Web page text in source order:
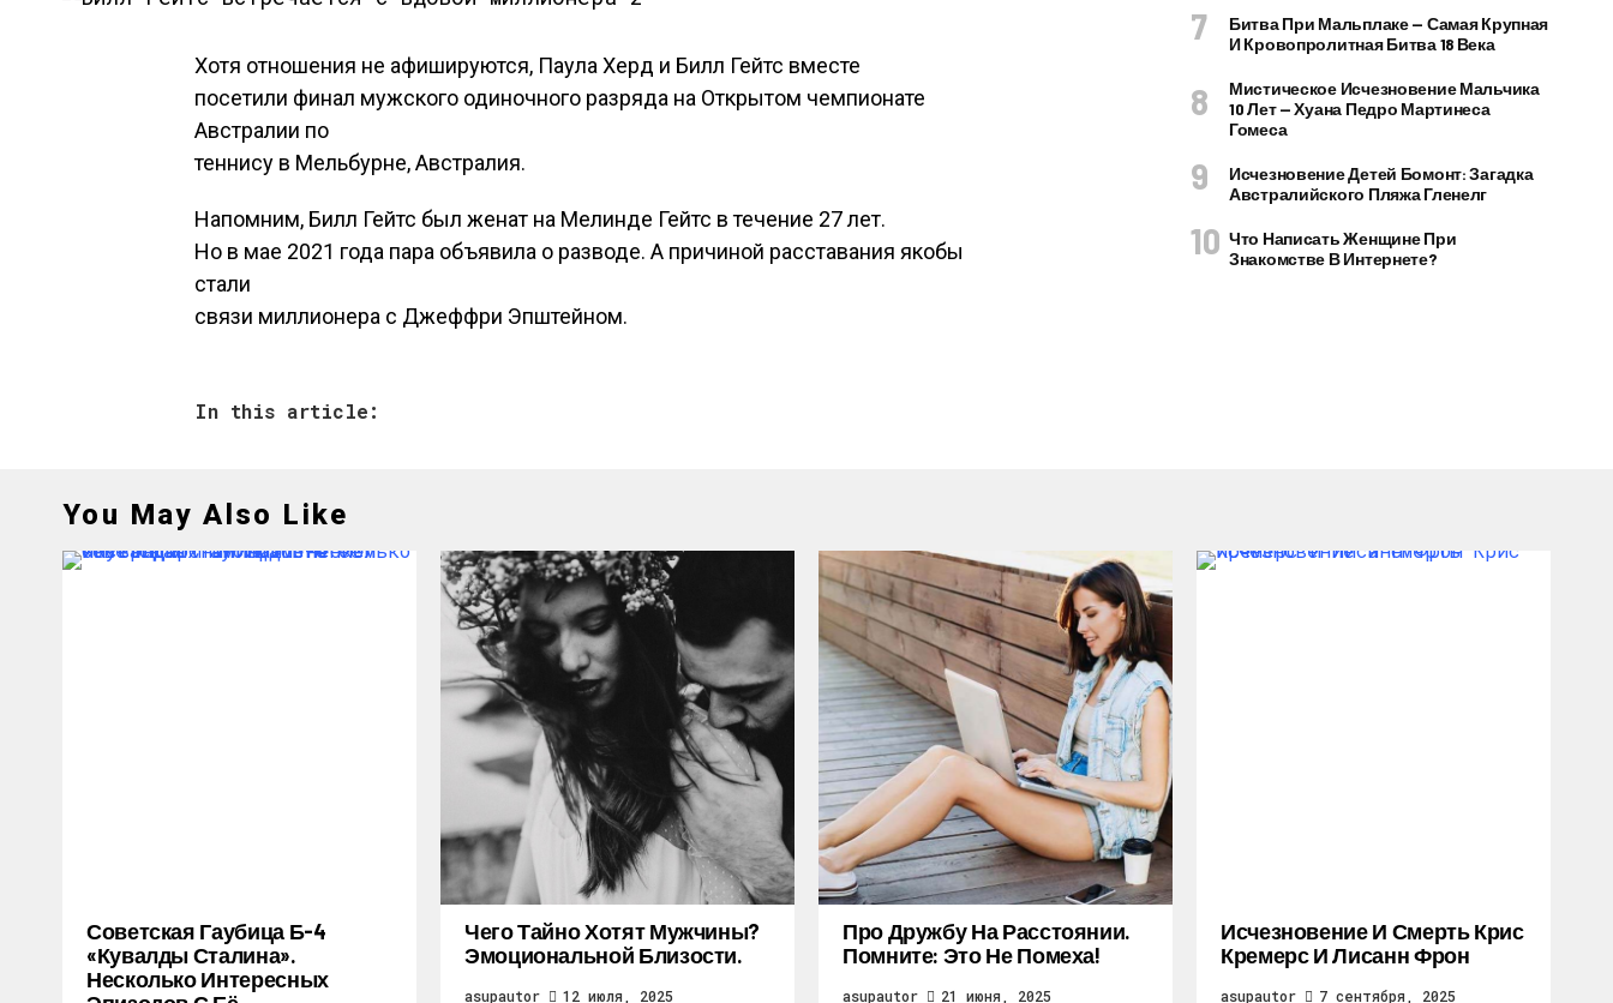
Хотя отношения не афишируются, Паула Херд и Билл Гейтс вместе
посетили финал мужского одиночного разряда на Открытом чемпионате
Австралии по
теннису в Мельбурне, Австралия.
Напомним, Билл Гейтс был женат на Мелинде Гейтс в течение 27 лет.
Но в мае 2021 года пара объявила о разводе. А причиной расставания якобы
стали
связи миллионера с Джеффри Эпштейном.
In this article:
Битва При Мальплаке — Самая Крупная
И Кровопролитная Битва 18 Века
Мистическое Исчезновение Мальчика
10 Лет — Хуана Педро Мартинеса
Гомеса
Исчезновение Детей Бомонт: Загадка
Австралийского Пляжа Гленелг
Что Написать Женщине При
Знакомстве В Интернете?
You May Also Like
Советская Гаубица Б-4
«Кувалды Сталина».
Несколько Интересных
Чего Тайно Хотят Мужчины?
Эмоциональной Близости.
asupautor 12 июля, 2025
Про Дружбу На Расстоянии.
Помните: Это Не Помеха!
asupautor 21 июня, 2025
Исчезновение И Смерть Крис
Кремерс И Лисанн Фрон
asupautor 7 сентября, 2025